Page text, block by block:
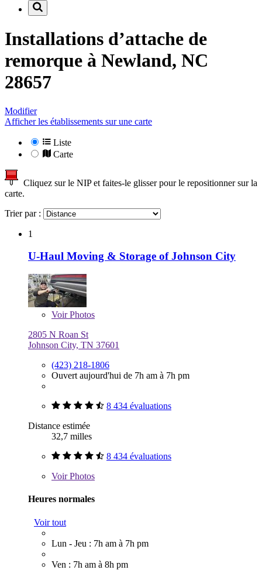
Installations d’attache de
remorque à Newland, NC
28657
Modifier
Afficher les établissements sur une carte
Liste
Carte
Cliquez sur le NIP et faites-le glisser pour le repositionner sur la
carte.
Trier par :
1
U-Haul Moving & Storage of Johnson City
VoirPhotos
2805 N Roan St
Johnson City, TN 37601
(423) 218-1806
Ouvert aujourd'hui de 7h am à 7h pm
8 434 évaluations
Distance estimée
32,7 milles
8 434 évaluations
VoirPhotos
Heures normales
Voir tout
Lun - Jeu : 7h am à 7h pm
Ven : 7h am à 8h pm